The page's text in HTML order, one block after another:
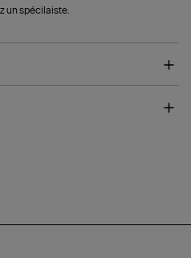
un spécilaiste.